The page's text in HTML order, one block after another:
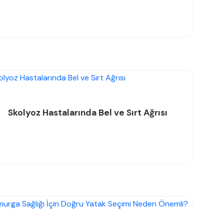
Skolyoz Hastalarında Bel ve Sırt Ağrısı